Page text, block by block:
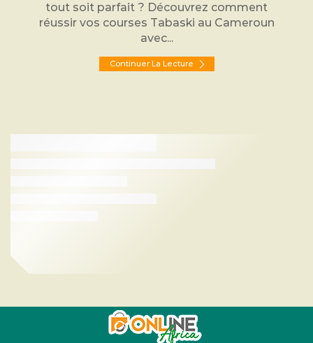
tout soit parfait ? Découvrez comment
réussir vos courses Tabaski au Cameroun
avec...
Continuer La Lecture